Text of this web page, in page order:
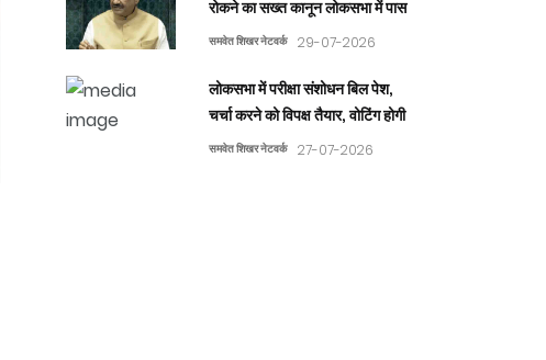
रोकने का सख्त कानून लोकसभा में पास
समवेत शिखर नेटवर्क 29-07-2026
लोकसभा में परीक्षा संशोधन बिल पेश,
चर्चा करने को विपक्ष तैयार, वोटिंग होगी
समवेत शिखर नेटवर्क 27-07-2026